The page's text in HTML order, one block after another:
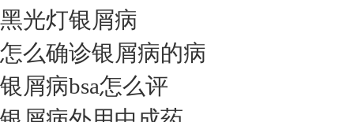
黑光灯银屑病
怎么确诊银屑病的病
银屑病bsa怎么评